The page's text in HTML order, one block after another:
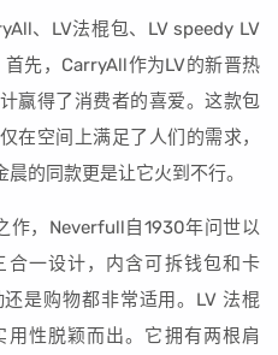
、LV法棍包、LV speedy LV
先，CarryAll作为LV的新晋热
赢得了消费者的喜爱。这款包
在空间上满足了人们的需求，
的同款更是让它火到不行。
作，Neverfull自1930年问世以
一设计，内含可拆钱包和卡
是购物都非常适用。LV 法棍
性脱颖而出。它拥有两根肩